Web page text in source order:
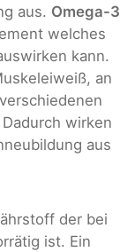
aus. Omega-3
welches
kann.
an
wirken
aus
der bei
ist. Ein